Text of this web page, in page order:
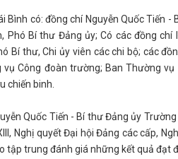
có: đồng chí Nguyễn Quốc Tiến -
Phó Bí thư Đảng ủy; Có các đồng
Bí thư, Chi ủy viên các chi bộ; các
Công đoàn trường; Ban Thường
chiến binh.
Quốc Tiến - Bí thư Đảng ủy
Nghị quyết Đại hội Đảng các cấp,
tập trung đánh giá những kết quả đạt